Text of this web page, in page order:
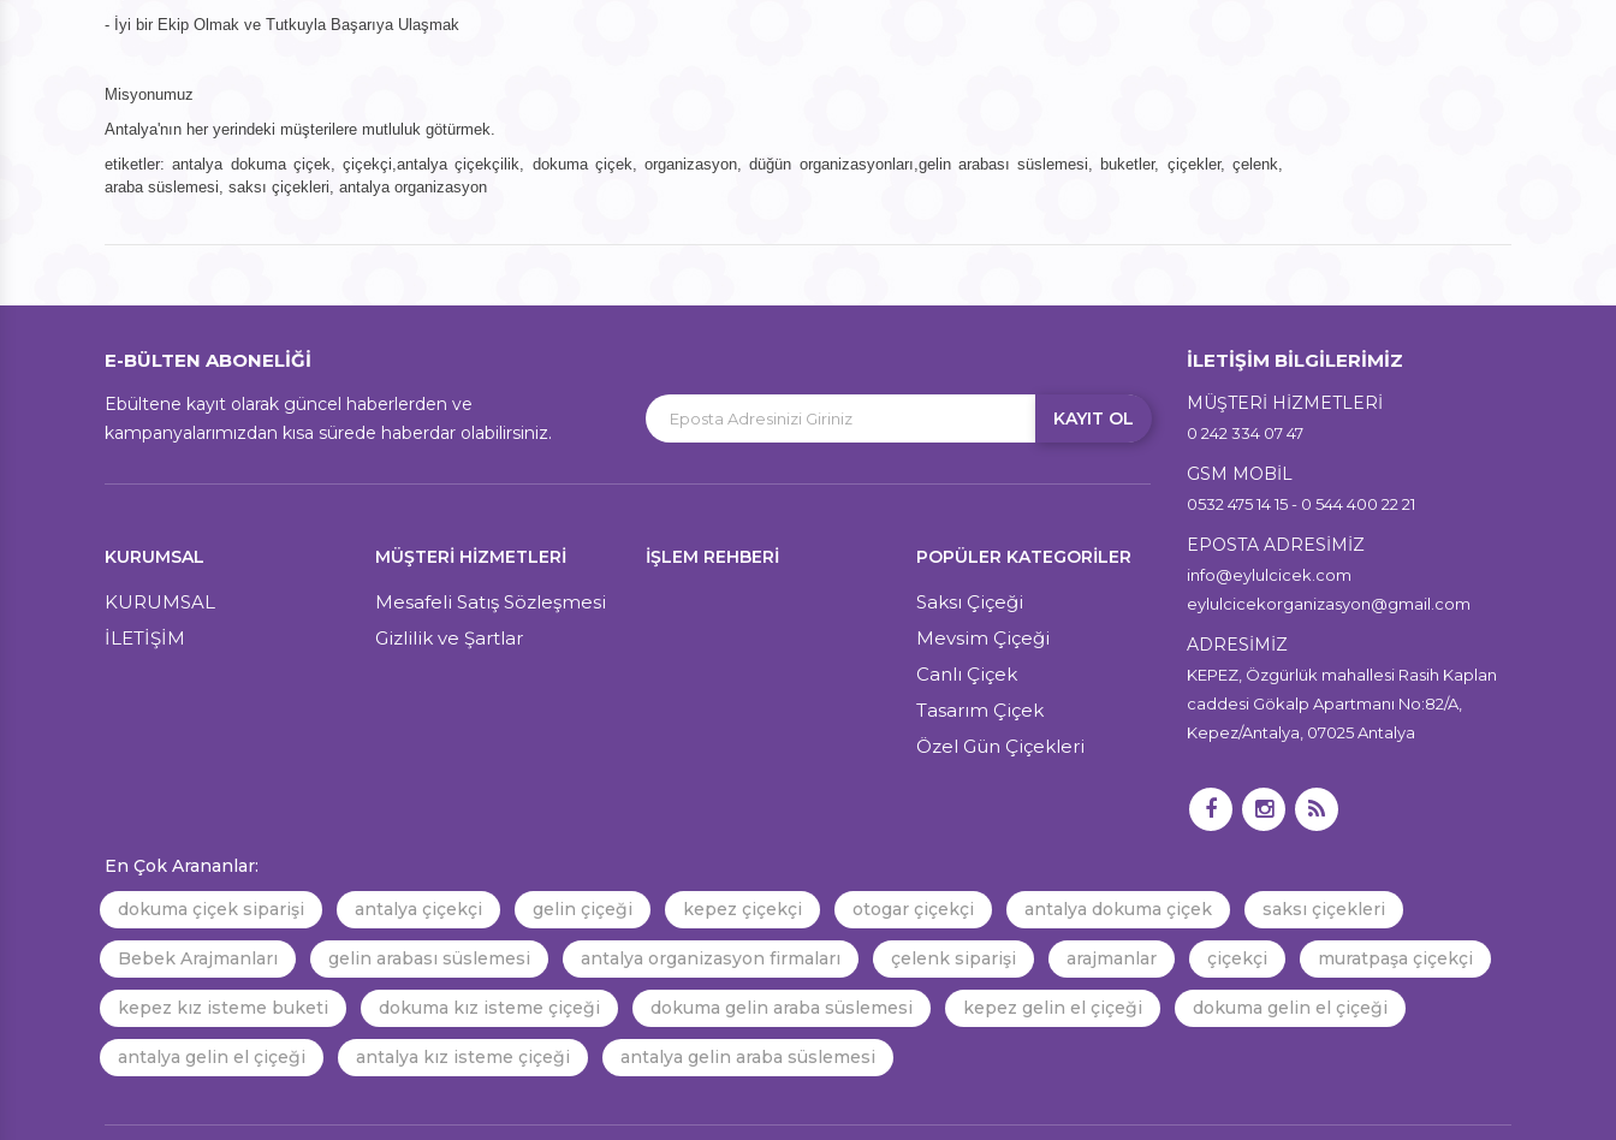
- İyi bir Ekip Olmak ve Tutkuyla Başarıya Ulaşmak
Misyonumuz
Antalya'nın her yerindeki müşterilere mutluluk götürmek.
etiketler: antalya dokuma çiçek, çiçekçi,antalya çiçekçilik, dokuma çiçek, organizasyon, düğün organizasyonları,gelin arabası süslemesi, buketler, çiçekler, çelenk,
araba süslemesi, saksı çiçekleri, antalya organizasyon
E-BÜLTEN ABONELİĞİ
Ebültene kayıt olarak güncel haberlerden ve
kampanyalarımızdan kısa sürede haberdar olabilirsiniz.
KAYIT OL
KURUMSAL
KURUMSAL
İLETİŞİM
MÜŞTERI HIZMETLERI
Mesafeli Satış Sözleşmesi
Gizlilik ve Şartlar
İŞLEM REHBERİ POPÜLER KATEGORİLER
Saksı Çiçeği
Mevsim Çiçeği
Canlı Çiçek
Tasarım Çiçek
Özel Gün Çiçekleri
İLETİŞİM BİLGİLERİMİZ
MÜŞTERİ HİZMETLERİ
0 242 334 07 47
GSM MOBİL
0532 475 14 15 - 0 544 400 22 21
EPOSTA ADRESİMİZ
info@eylulcicek.com
eylulcicekorganizasyon@gmail.com
ADRESİMİZ
KEPEZ, Özgürlük mahallesi Rasih Kaplan
caddesi Gökalp Apartmanı No:82/A,
Kepez/Antalya, 07025 Antalya
En Çok Arananlar:
dokuma çiçek siparişi
antalya çiçekçi gelin çiçeği kepez çiçekçi otogar çiçekçi antalya dokuma çiçek saksı çiçekleri
Bebek Arajmanları gelin arabası süslemesi antalya organizasyon firmaları çelenk siparişi arajmanlar çiçekçi muratpaşa çiçekçi
kepez kız isteme buketi dokuma kız isteme çiçeği dokuma gelin araba süslemesi kepez gelin el çiçeği dokuma gelin el çiçeği
antalya gelin el çiçeği antalya kız isteme çiçeği antalya gelin araba süslemesi